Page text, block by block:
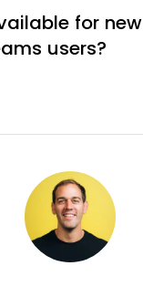
for new
users?